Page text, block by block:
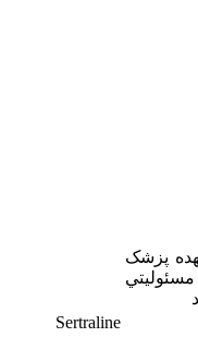
پزشک
Sertraline